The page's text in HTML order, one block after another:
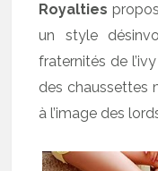
Royalties
un style
fraternités de
des chaussettes
à l’image des